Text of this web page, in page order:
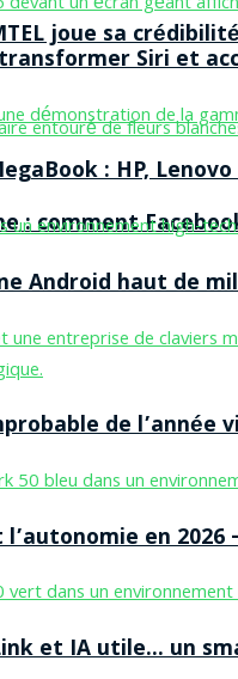
joue sa
: comment
transformer Siri et
: HP,
Android haut de
de
en
et IA utile… un